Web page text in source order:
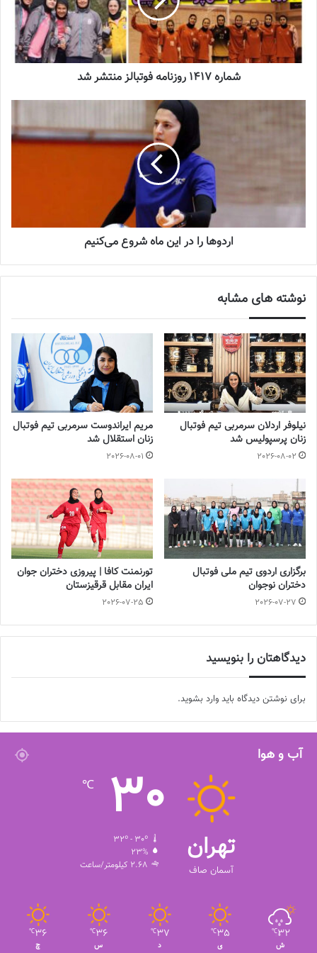
آینده درخشانی در انتظار فوتبال بانوان است
2022-12-10
اردلان بازیکنان را به اردو فرا خواند
💻منبع:فدراسیون فوتبال 📸عکس:فدراسیون فوتبال
با فوتبالز همراه شوید
◾️فوتبالزرا در اینستاگرام دنبال کنید ◾️footballs.women@
برچسب ها تیم ملی فوتبال زنان فوتبال بانوان
شماره 1417 روزنامه فوتبالز منتشر شد
اردوها را در این ماه شروع می‌کنیم
نوشته های مشابه
نیلوفر اردلان سرمربی تیم فوتبال
زنان پرسپولیس شد
2026-08-02
مریم ایراندوست سرمربی تیم فوتبال
زنان استقلال شد
2026-08-01
برگزاری اردوی تیم ملی فوتبال
دختران نوجوان
2026-07-27
تورنمنت کافا | پیروزی دختران جوان
ایران مقابل قرقیزستان
2026-07-25
دیدگاهتان را بنویسید
برای نوشتن دیدگاه باید وارد بشوید.
آب و هوا
تهران
آسمان صاف
30
℃
32º - 30º
23%
2.68 کیلومتر/ساعت
32
℃
ش
35
℃
ی
37
℃
د
36
℃
س
36
℃
چ